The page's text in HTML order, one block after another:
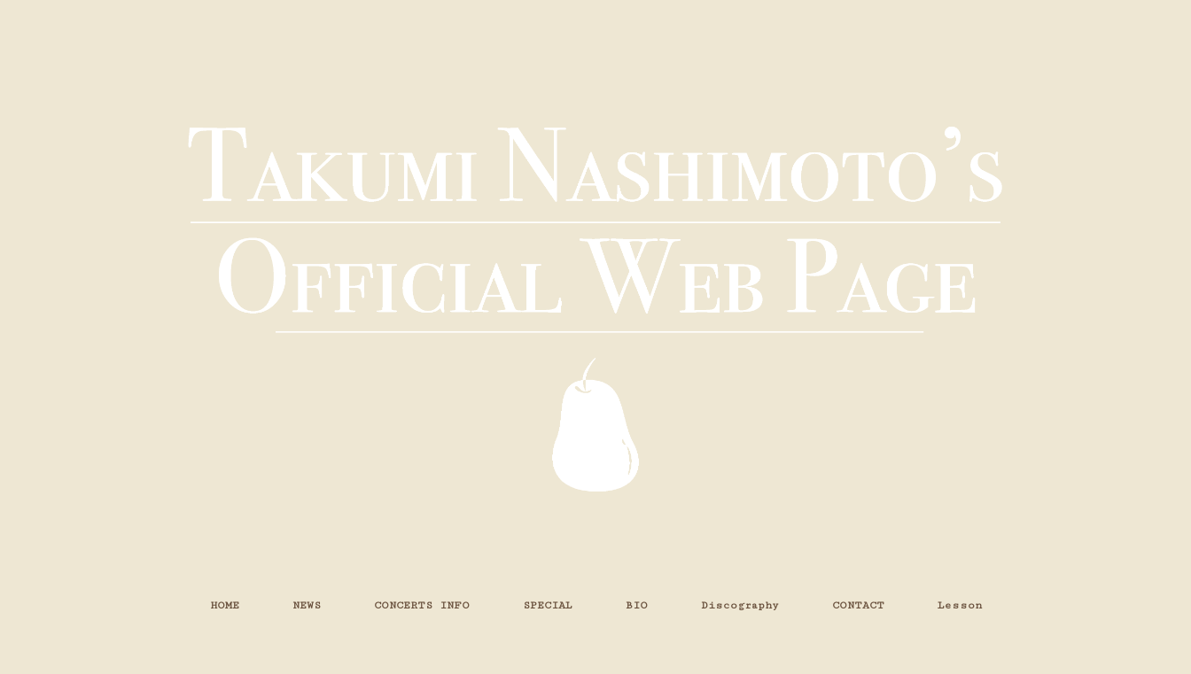
HOME NEWS CONCERTS INFO SPECIAL BIO Discography CONTACT Lesson